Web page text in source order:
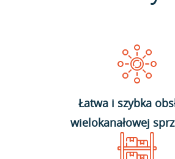
Łatwa i szybka
wielokanałowej